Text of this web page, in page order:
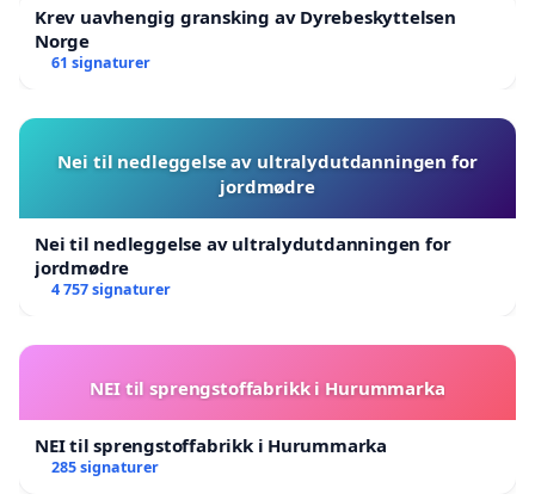
Krev uavhengig gransking av Dyrebeskyttelsen
Norge
61 signaturer
Nei til nedleggelse av ultralydutdanningen for
jordmødre
Nei til nedleggelse av ultralydutdanningen for
jordmødre
4 757 signaturer
NEI til sprengstoffabrikk i Hurummarka
NEI til sprengstoffabrikk i Hurummarka
285 signaturer